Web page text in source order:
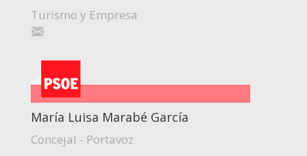
Turismo y Empresa
María Luisa Marabé García
Concejal - Portavoz